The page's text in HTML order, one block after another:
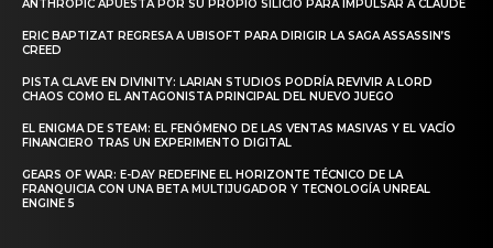
ANTHROPIC APUESTA POR SU PROPIO SILICIO PARA IMPULSAR A CLAUDE
ERIC BAPTIZAT REGRESA A UBISOFT PARA DIRIGIR LA SAGA ASSASSIN’S
CREED
PISTA CLAVE EN DIVINITY: LARIAN STUDIOS PODRÍA REVIVIR A LORD
CHAOS COMO EL ANTAGONISTA PRINCIPAL DEL NUEVO JUEGO
EL ENIGMA DE STEAM: EL FENÓMENO DE LAS VENTAS MASIVAS Y EL VACÍO
FINANCIERO TRAS UN EXPERIMENTO DIGITAL
GEARS OF WAR: E-DAY REDEFINE EL HORIZONTE TÉCNICO DE LA
FRANQUICIA CON UNA BETA MULTIJUGADOR Y TECNOLOGÍA UNREAL
ENGINE 5